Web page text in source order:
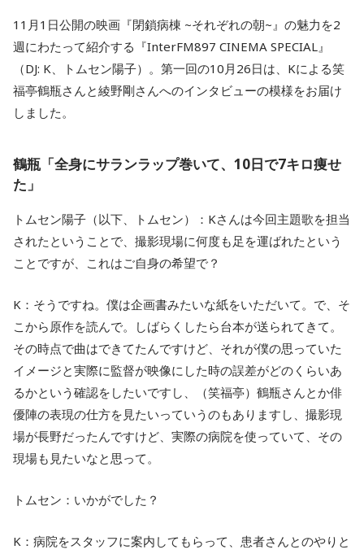
11月1日公開の映画『閉鎖病棟 ~それぞれの朝~』の魅力を2
週にわたって紹介する『InterFM897 CINEMA SPECIAL』
（DJ: K、トムセン陽子）。第一回の10月26日は、Kによる笑
福亭鶴瓶さんと綾野剛さんへのインタビューの模様をお届け
しました。
鶴瓶「全身にサランラップ巻いて、10日で7キロ痩せ
た」
トムセン陽子（以下、トムセン）：Kさんは今回主題歌を担当
されたということで、撮影現場に何度も足を運ばれたという
ことですが、これはご自身の希望で？
K：そうですね。僕は企画書みたいな紙をいただいて。で、そ
こから原作を読んで。しばらくしたら台本が送られてきて。
その時点で曲はできてたんですけど、それが僕の思っていた
イメージと実際に監督が映像にした時の誤差がどのくらいあ
るかという確認をしたいですし、（笑福亭）鶴瓶さんとか俳
優陣の表現の仕方を見たいっていうのもありますし、撮影現
場が長野だったんですけど、実際の病院を使っていて、その
現場も見たいなと思って。
トムセン：いかがでした？
K：病院をスタッフに案内してもらって、患者さんとのやりと